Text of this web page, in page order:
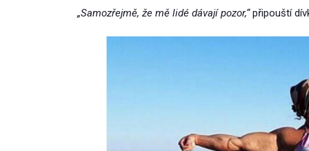
„Samozřejmě, že mě lidé dávají pozor,“připouští